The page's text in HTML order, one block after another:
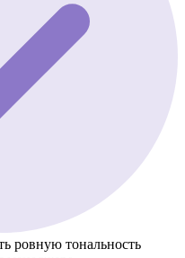
ровную тональность